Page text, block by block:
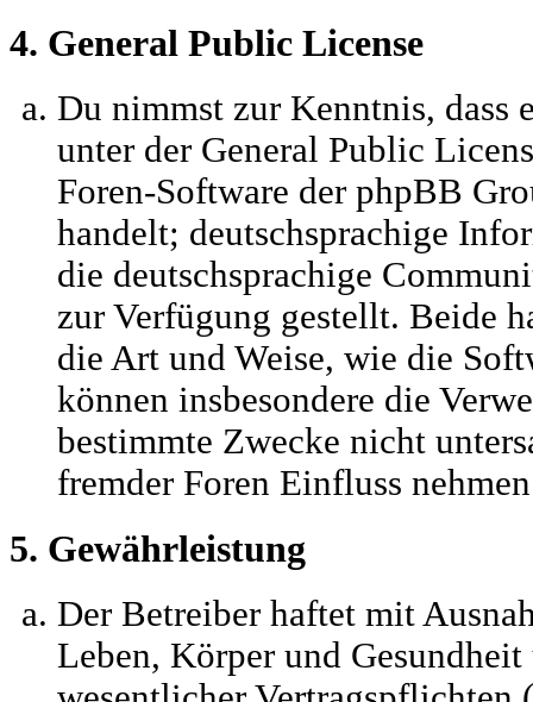
4. General Public License
Du nimmst zur Kenntnis, dass
unter der General Public
Foren-Software der phpBB
handelt; deutschsprachige
die deutschsprachige
zur Verfügung gestellt. Beide
die Art und Weise, wie die
können insbesondere die
bestimmte Zwecke nicht
fremder Foren Einfluss
5. Gewährleistung
Der Betreiber haftet mit
Leben, Körper und